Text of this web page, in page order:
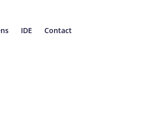
IDE Contact